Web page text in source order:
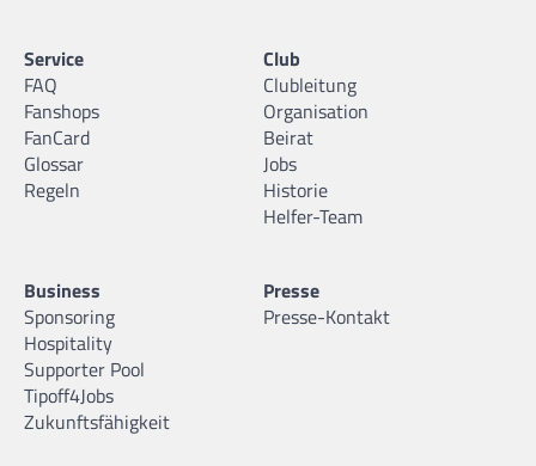
Service
FAQ
Fanshops
FanCard
Glossar
Regeln
Club
Clubleitung
Organisation
Beirat
Jobs
Historie
Helfer-Team
Business
Sponsoring
Hospitality
Supporter Pool
Tipoff4Jobs
Zukunftsfähigkeit
Presse
Presse-Kontakt